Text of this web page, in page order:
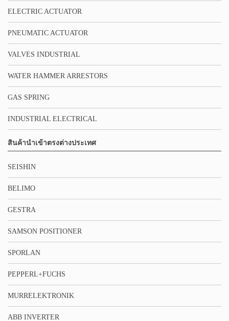
ELECTRIC ACTUATOR
PNEUMATIC ACTUATOR
VALVES INDUSTRIAL
WATER HAMMER ARRESTORS
GAS SPRING
INDUSTRIAL ELECTRICAL
สินค้านำเข้าตรงต่างประเทศ
SEISHIN
BELIMO
GESTRA
SAMSON POSITIONER
SPORLAN
PEPPERL+FUCHS
MURRELEKTRONIK
ABB INVERTER